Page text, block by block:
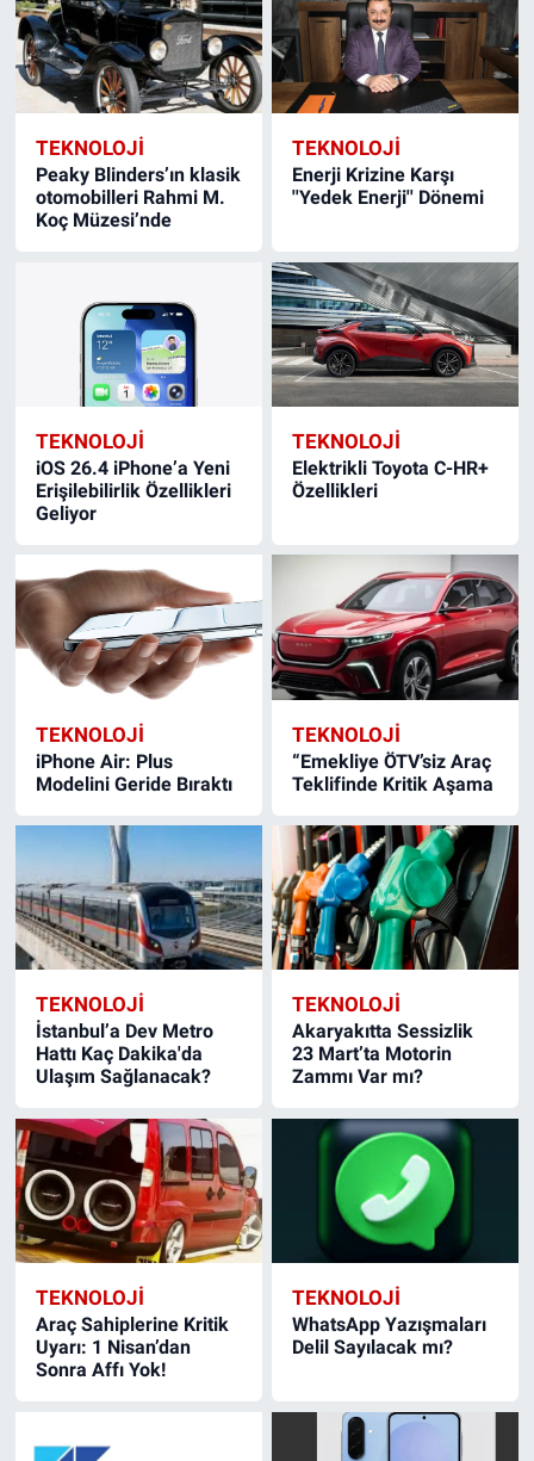
TEKNOLOJİ
Peaky Blinders’ın klasik
otomobilleri Rahmi M.
Koç Müzesi’nde
TEKNOLOJİ
Enerji Krizine Karşı
''Yedek Enerji'' Dönemi
TEKNOLOJİ
iOS 26.4 iPhone’a Yeni
Erişilebilirlik Özellikleri
Geliyor
TEKNOLOJİ
Elektrikli Toyota C-HR+
Özellikleri
TEKNOLOJİ
iPhone Air: Plus
Modelini Geride Bıraktı
TEKNOLOJİ
“Emekliye ÖTV’siz Araç
Teklifinde Kritik Aşama
TEKNOLOJİ
İstanbul’a Dev Metro
Hattı Kaç Dakika'da
Ulaşım Sağlanacak?
TEKNOLOJİ
Akaryakıtta Sessizlik
23 Mart’ta Motorin
Zammı Var mı?
TEKNOLOJİ
Araç Sahiplerine Kritik
Uyarı: 1 Nisan’dan
Sonra Affı Yok!
TEKNOLOJİ
WhatsApp Yazışmaları
Delil Sayılacak mı?